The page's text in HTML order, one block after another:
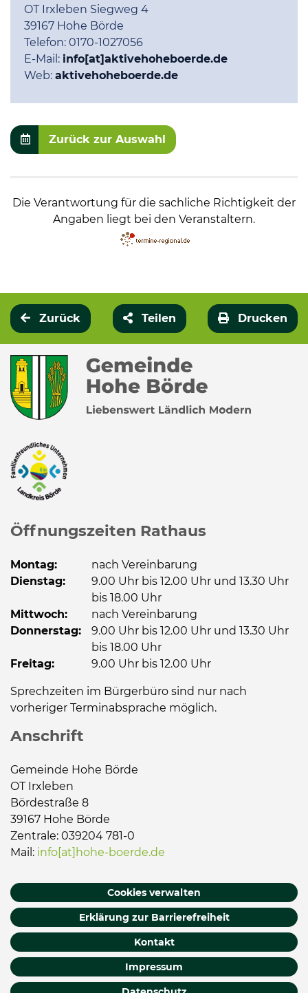
OT Irxleben Siegweg 4
39167 Hohe Börde
Telefon: 0170-1027056
E-Mail: info[at]aktivehoheboerde.de
Web: aktivehoheboerde.de
Zurück zur Auswahl
Die Verantwortung für die sachliche Richtigkeit der
Angaben liegt bei den Veranstaltern.
Zurück Teilen Drucken
Öffnungszeiten Rathaus
Montag:
nach Vereinbarung
Dienstag:
9.00 Uhr bis 12.00 Uhr und 13.30 Uhr
bis 18.00 Uhr
Mittwoch:
nach Vereinbarung
Donnerstag: 9.00 Uhr bis 12.00 Uhr und 13.30 Uhr
bis 18.00 Uhr
Freitag:
9.00 Uhr bis 12.00 Uhr
Sprechzeiten im Bürgerbüro sind nur nach
vorheriger Terminabsprache möglich.
Anschrift
Gemeinde Hohe Börde
OT Irxleben
Bördestraße 8
39167 Hohe Börde
Zentrale: 039204 781-0
Mail: info[at]hohe-boerde.de
Cookies verwalten
Erklärung zur Barrierefreiheit
Kontakt
Impressum